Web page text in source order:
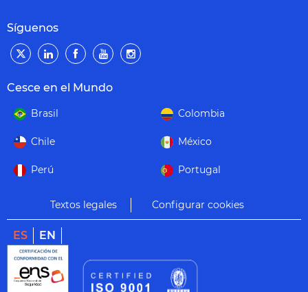
Síguenos
Cesce en el Mundo
Brasil Colombia
Chile México
Perú Portugal
Textos legales Configurar cookies
ES EN